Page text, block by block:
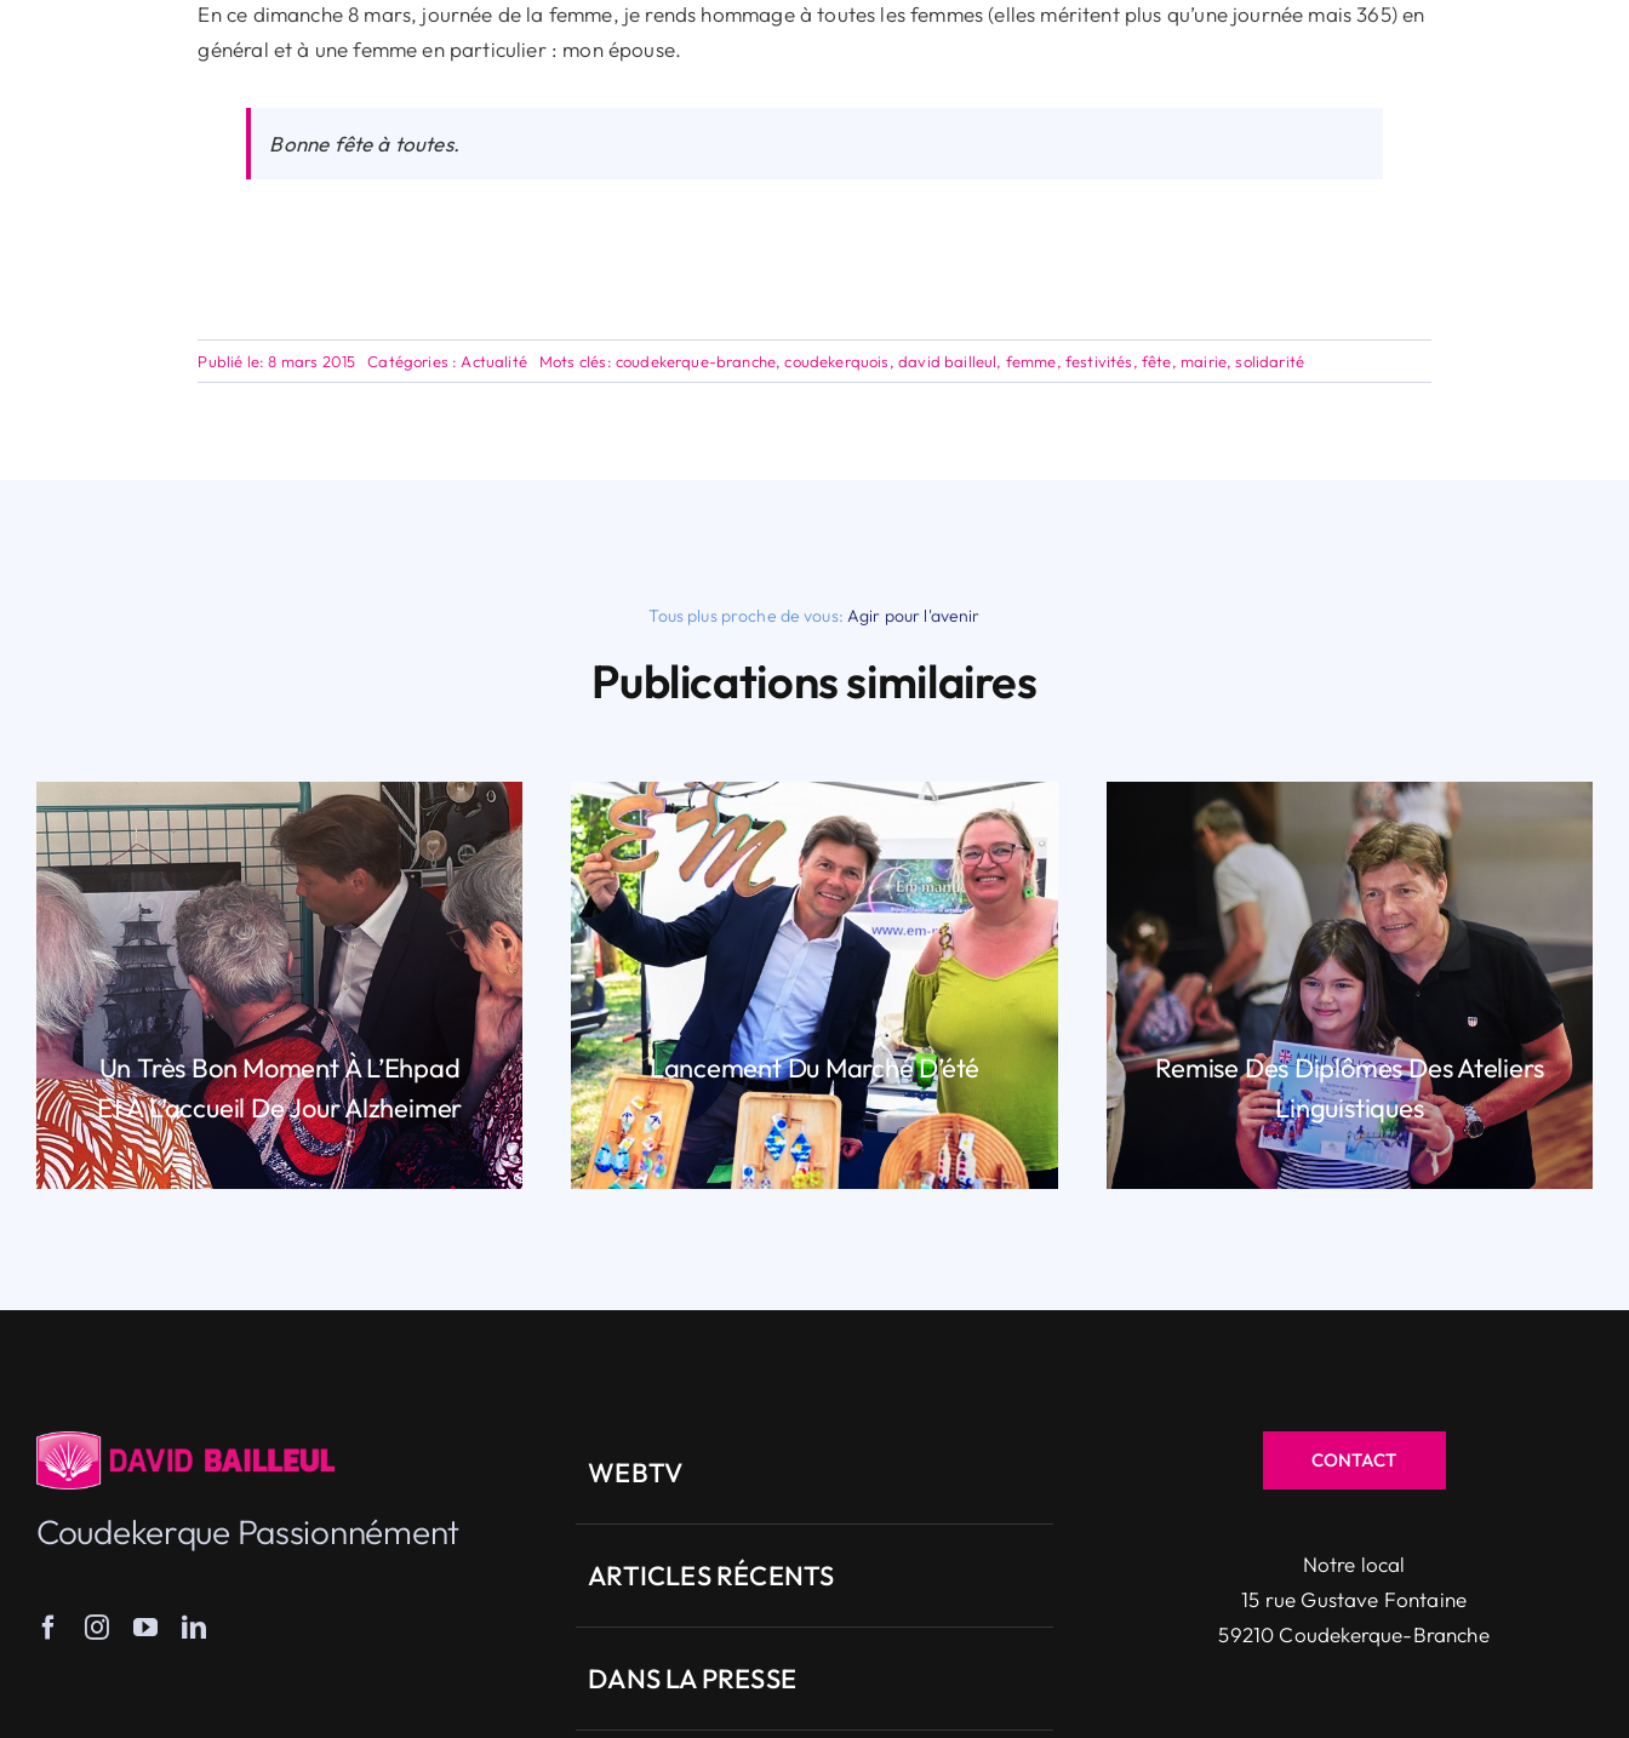
En ce dimanche 8 mars, journée de la femme, je rends hommage à toutes les femmes (elles méritent plus qu’une journée mais 365) en
général et à une femme en particulier : mon épouse.
Bonne fête à toutes.
Publié le: 8 mars 2015 Catégories : Actualité Mots clés: coudekerque-branche,coudekerquois, david bailleul, femme, festivités, fête, mairie,solidarité
Tous plus proche de vous: Agir pour l'avenir
Publications similaires
Un Très Bon Moment À L’Ehpad
Et À L’accueil De Jour Alzheimer
LIRE PLUS
Lancement Du Marché D’été
LIRE PLUS
Remise Des Diplômes Des Ateliers
Linguistiques
LIRE PLUS
Coudekerque Passionnément
WEBTV
ARTICLES RÉCENTS
DANS LA PRESSE
CONTACT
Notre local
15 rue Gustave Fontaine
59210 Coudekerque-Branche